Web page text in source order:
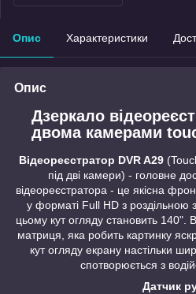
Опис Характеристики
Опис
Дзеркало
двома камерами
Відеореєстратор DVR A29
під дві камери) - головне
відеореєстратора - це якісна
у форматі Full HD з роздільною
цьому кут огляду становить 140".
матриця, яка робить картинку
кут огляду екрану настільки
спотворюється з
Датчик